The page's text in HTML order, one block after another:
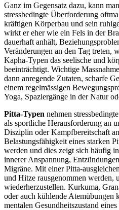
Ganz im Gegensatz dazu, kann
stressbedingte Überforderung
kräftigen Körperbau und sein
wirkt er eher wie ein Fels in der
dauerhaft anhält,
Veränderungen an den Tag treten,
Kapha-Typen das seelische und
beeinträchtigt. Wichtige
dann anregende Zutaten, scharfe
einem regelmässigen
Yoga, Spaziergänge in der Natur
Pitta-Typen nehmen
als sportliche Herausforderung an
Disziplin oder Kampfbereitschaft
Belastungsfähigkeit eines starken
werden und dies zeigt sich häufig
innerer Anspannung,
Migräne. Mit einer Pitta-
und Hitze rausgenommen werden,
wiederherzustellen. Kurkuma,
oder auch kühlende Atemübungen
mentalen Gesundheitszustand